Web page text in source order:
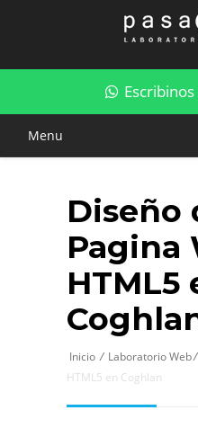
Diseño
Menu
Diseño
Pagina
HTML5
Inicio / Laboratorio Web/
HTML5 en Coghlan